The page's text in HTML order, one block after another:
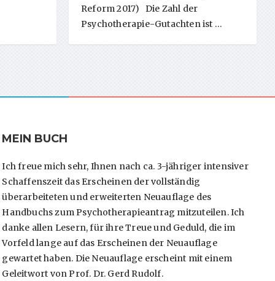
Reform 2017) Die Zahl der
Psychotherapie-Gutachten ist …
MEIN BUCH
Ich freue mich sehr, Ihnen nach ca. 3-jähriger intensiver
Schaffenszeit das Erscheinen der vollständig
überarbeiteten und erweiterten Neuauflage des
Handbuchs zum Psychotherapieantrag mitzuteilen. Ich
danke allen Lesern, für ihre Treue und Geduld, die im
Vorfeld lange auf das Erscheinen der Neuauflage
gewartet haben. Die Neuauflage erscheint mit einem
Geleitwort von Prof. Dr. Gerd Rudolf.